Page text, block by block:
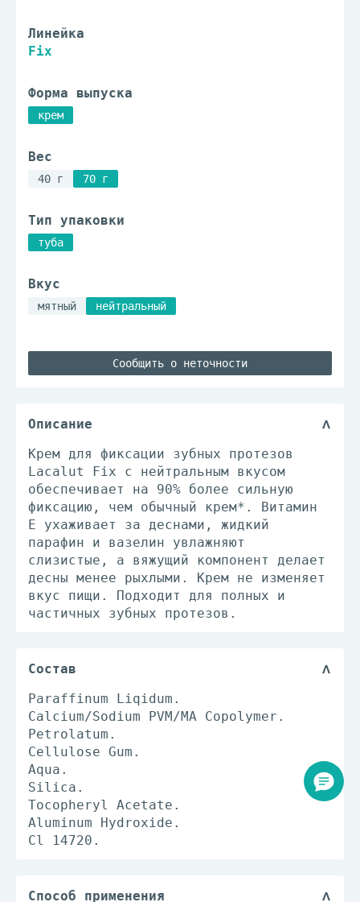
Линейка
Fix
Форма выпуска
крем
Вес
40 г 70 г
Тип упаковки
туба
Вкус
мятный нейтральный
Сообщить о неточности
Описание
Крем для фиксации зубных протезов
Lacalut Fix с нейтральным вкусом
обеспечивает на 90% более сильную
фиксацию, чем обычный крем*. Витамин
Е ухаживает за деснами, жидкий
парафин и вазелин увлажняют
слизистые, а вяжущий компонент делает
десны менее рыхлыми. Крем не изменяет
вкус пищи. Подходит для полных и
частичных зубных протезов.
Состав
Paraffinum Liqidum.
Calcium/Sodium PVM/MA Copolymer.
Petrolatum.
Cellulose Gum.
Aqua.
Silica.
Tocopheryl Acetate.
Aluminum Hydroxide.
Cl 14720.
Способ применения